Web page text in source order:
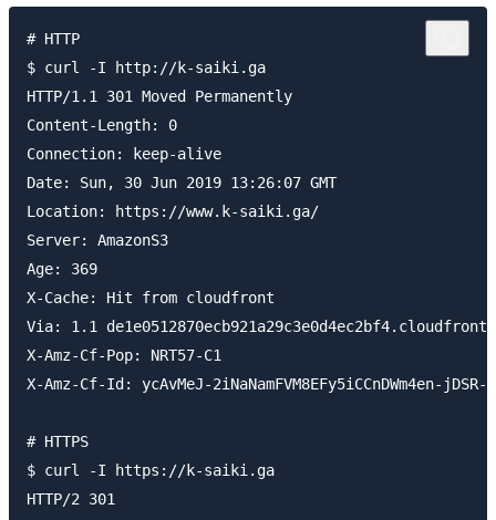
# HTTP
$ curl -I http://k-saiki.ga
HTTP/1.1 301 Moved Permanently
Content-Length: 0
Connection: keep-alive
Date: Sun, 30 Jun 2019 13:26:07 GMT
Location: https://www.k-saiki.ga/
Server: AmazonS3
Age: 369
X-Cache: Hit from cloudfront
Via: 1.1
X-Amz-Cf-Pop: NRT57-C1
X-Amz-Cf-Id: ycAvMeJ-2iNaNamFVM8EFy5iCCnDWm4en-jDSR-
# HTTPS
$ curl -I https://k-saiki.ga
HTTP/2 301